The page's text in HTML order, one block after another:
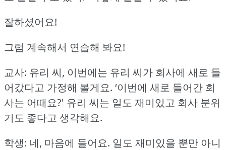
잘하셨어요!
그럼 계속해서 연습해 봐요!
교사: 유리 씨, 이번에는 유리 씨가 회사에 새로 들
어갔다고 가정해 볼게요. ‘이번에 새로 들어간 회
사는 어때요?' 유리 씨는 일도 재미있고 회사 분위
기도 좋다고 생각해요.
학생: 네, 마음에 들어요. 일도 재미있을 뿐만 아니